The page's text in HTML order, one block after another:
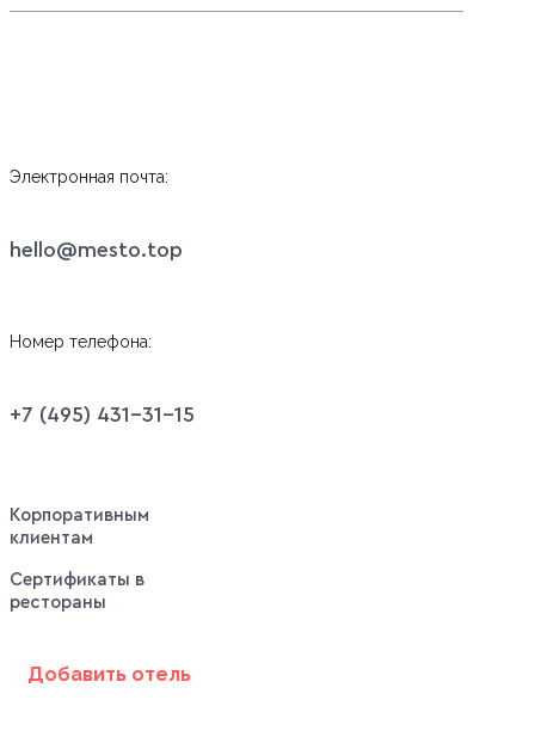
Электронная почта:
hello@mesto.top
Номер телефона:
+7 (495) 431-31-15
Корпоративным
клиентам
Сертификаты в
рестораны
Добавить отель